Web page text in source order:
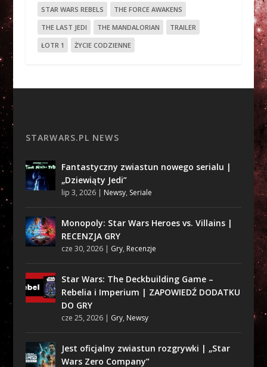
STAR WARS REBELS
THE FORCE AWAKENS
THE LAST JEDI
THE MANDALORIAN
TRAILER
ŁOTR 1
ŻYCIE CODZIENNE
STARWARS.PL NEWS
Fantastyczny zwiastun nowego serialu |
„Dziewiąty Jedi”
lip 3, 2026| Newsy, Seriale
Monopoly: Star Wars Heroes vs. Villains |
RECENZJA GRY
cze 30, 2026| Gry, Recenzje
Star Wars: The Deckbuilding Game –
Rebelia i Imperium | ZAPOWIEDŹ DODATKU
DO GRY
cze 25, 2026| Gry, Newsy
Jest oficjalny zwiastun rozgrywki | „Star
Wars Zero Company”